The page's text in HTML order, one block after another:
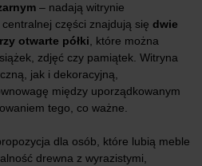
– nadają witrynie
części znajdują się dwie
otwarte półki , które można
zdjęć czy pamiątek. Witryna
jak i dekoracyjną,
między uporządkowanym
tego, co ważne.
dla osób, które lubią meble
drewna z wyrazistymi,